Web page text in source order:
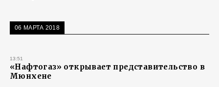
06 МАРТА 2018
13:51
«Нафтогаз» открывает представительство в
Мюнхене